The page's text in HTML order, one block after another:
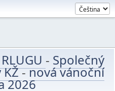
- Společný
KŽ-nová vánoční
2026